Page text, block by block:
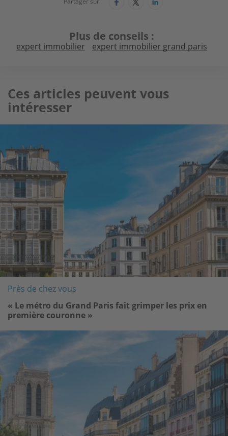
Plus de conseils
expert immobilier expert immobilier grand paris
Ces articles peuvent vous
intéresser
Près de chez vous
« Le métro du Grand Paris fait grimper les prix en
première couronne »
Image